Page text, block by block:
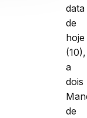
data
de
hoje
(10),
a
dois
de